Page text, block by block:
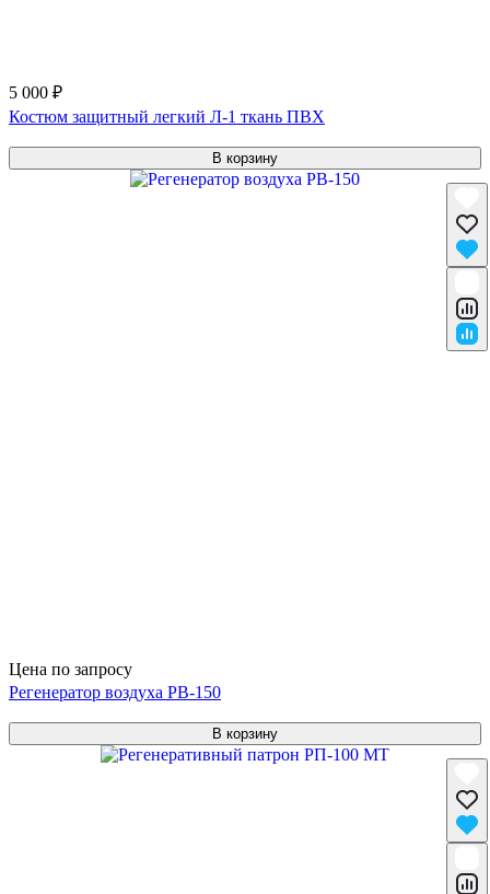
5 000 ₽
Костюм защитный легкий Л-1 ткань ПВХ
В корзину
Цена по запросу
Регенератор воздуха РВ-150
В корзину